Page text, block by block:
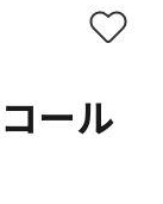
ール